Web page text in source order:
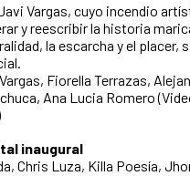
Vargas, cuyo incendio
y reescribir la historia
la escarcha y el placer,
Fiorella Terrazas,
Ana Lucia Romero
inaugural
Chris Luza, Killa Poesía,